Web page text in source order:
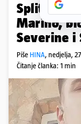
Splitskog
Marino,
Severine i
Piše HINA, nedjelja,
Čitanje članka: 1 min